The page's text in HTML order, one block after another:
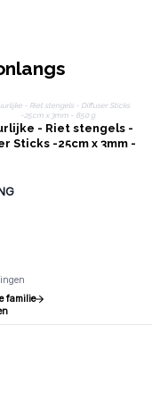
- Riet stengels -
Sticks -25cm x 3mm -
familie